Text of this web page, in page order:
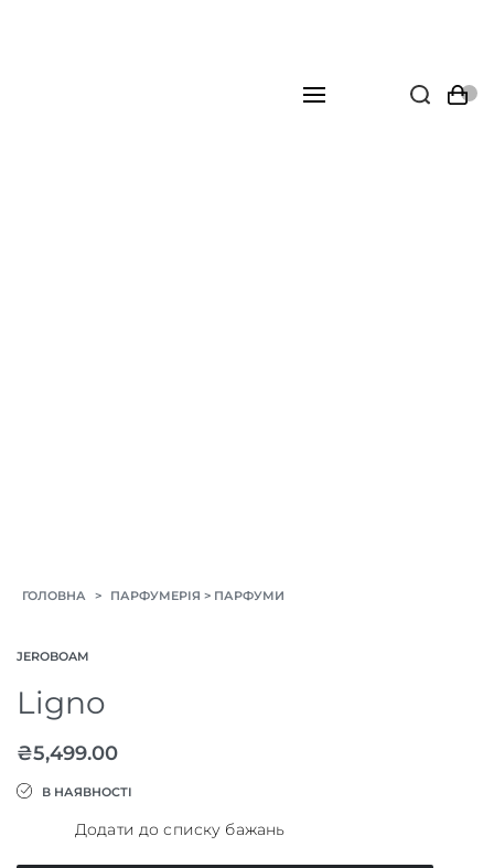
ГОЛОВНА > ПАРФУМЕРІЯ > ПАРФУМИ
JEROBOAM
Ligno
₴5,499.00
В НАЯВНОСТІ
Додати до списку бажань